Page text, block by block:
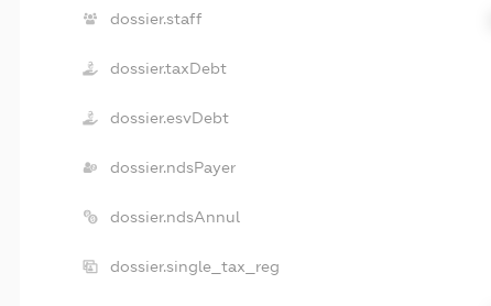
dossier.staff
dossier.taxDebt
dossier.esvDebt
dossier.ndsPayer
dossier.ndsAnnul
dossier.single_tax_reg